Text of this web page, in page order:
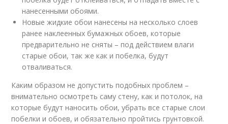
нанесенными обоями.
Новые жидкие обои нанесены на несколько слоев
ранее наклеенных бумажных обоев, которые
предварительно не сняты – под действием влаги
старые обои, так же как и побелка, будут
отваливаться.
Каким образом не допустить подобных проблем –
внимательно осмотреть саму стену, как и потолок, на
которые будут наносить обои, убрать все старые слои
побелки и обоев, и обязательно пройтись грунтовкой.